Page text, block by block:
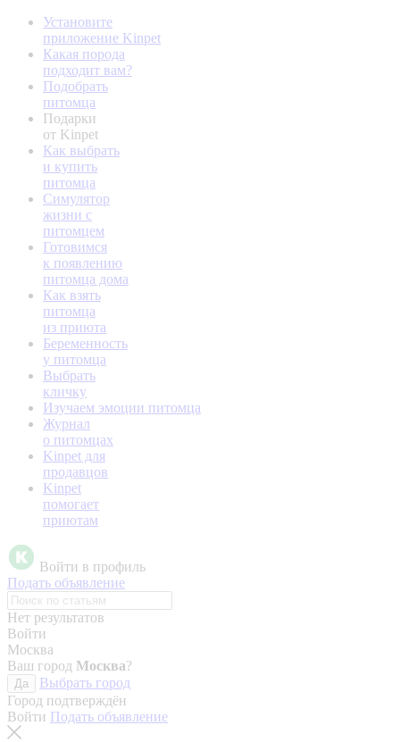
Установите
приложение Kinpet
Какая порода
подходит вам?
Подобрать
питомца
Подарки
от Kinpet
Как выбрать
и купить
питомца
Симулятор
жизни с
питомцем
Готовимся
к появлению
питомца дома
Как взять
питомца
из приюта
Беременность
у питомца
Выбрать
кличку
Изучаем эмоции питомца
Журнал
о питомцах
Kinpet для
продавцов
Kinpet
помогает
приютам
Войти в профиль
Подать объявление
Нет результатов
Войти
Москва
Ваш город Москва?
Да
Выбрать город
Город подтверждён
Войти Подать объявление